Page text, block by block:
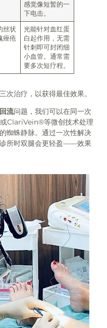
感觉像短暂的一
下电击。
丝状
痤疮
光能针对血红蛋
白起作用，无需
针刺即可封闭细
小血管。通常需
要多次短疗程。
次治疗，以获得最佳效果。
流问题，我们可以在同一次
ClariVein®等微创技术处理
蜘蛛静脉。通过一次性解决
所时双腿会更轻盈——效果